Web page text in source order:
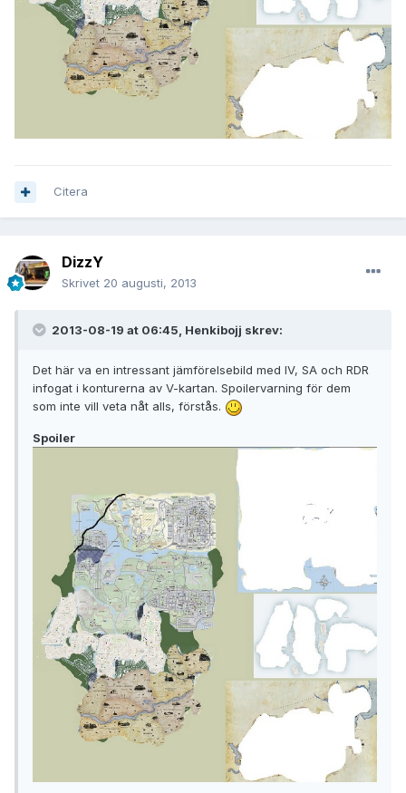
Citera
DizzY
Skrivet 20 augusti, 2013
2013-08-19 at 06:45, Henkibojj skrev:
Det här va en intressant jämförelsebild med IV, SA och RDR
infogat i konturerna av V-kartan. Spoilervarning för dem
som inte vill veta nåt alls, förstås.
Spoiler